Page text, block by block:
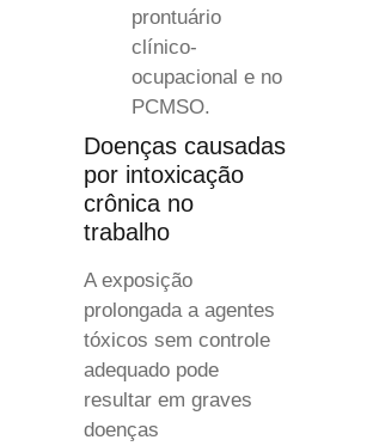
prontuário
clínico-
ocupacional e no
PCMSO.
Doenças causadas
por intoxicação
crônica no
trabalho
A exposição
prolongada a agentes
tóxicos sem controle
adequado pode
resultar em graves
doenças